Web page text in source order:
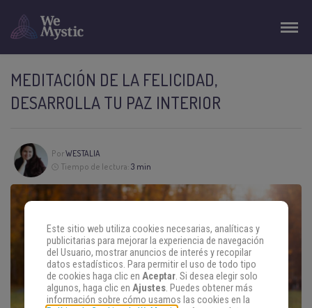
MEDITACIÓN DE LA FELICIDAD,
DESARROLLA TU PAZ INTERIOR
PorWESTALIA
Tiempo de lectura: 3 min
Este sitio web utiliza cookies necesarias, analíticas y
publicitarias para mejorar la experiencia de navegación
del Usuario, mostrar anuncios de interés y recopilar
datos estadísticos. Para permitir el uso de todo tipo
de cookies haga clic en Aceptar. Si desea elegir solo
algunos, haga clic en Ajustes. Puedes obtener más
información sobre cómo usamos las cookies en la